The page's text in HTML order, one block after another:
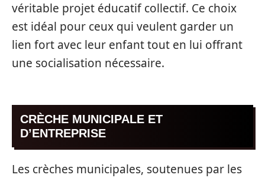
véritable projet éducatif collectif. Ce choix
est idéal pour ceux qui veulent garder un
lien fort avec leur enfant tout en lui offrant
une socialisation nécessaire.
CRÈCHE MUNICIPALE ET
D’ENTREPRISE
Les crèches municipales, soutenues par les